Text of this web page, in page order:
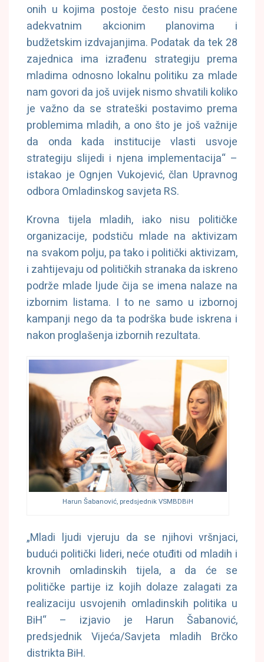
onih u kojima postoje često nisu praćene
adekvatnim akcionim planovima i
budžetskim izdvajanjima. Podatak da tek 28
zajednica ima izrađenu strategiju prema
mladima odnosno lokalnu politiku za mlade
nam govori da još uvijek nismo shvatili koliko
je važno da se strateški postavimo prema
problemima mladih, a ono što je još važnije
da onda kada institucije vlasti usvoje
strategiju slijedi i njena implementacija“ –
istakao je Ognjen Vukojević, član Upravnog
odbora Omladinskog savjeta RS.
Krovna tijela mladih, iako nisu političke
organizacije, podstiču mlade na aktivizam
na svakom polju, pa tako i politički aktivizam,
i zahtijevaju od političkih stranaka da iskreno
podrže mlade ljude čija se imena nalaze na
izbornim listama. I to ne samo u izbornoj
kampanji nego da ta podrška bude iskrena i
nakon proglašenja izbornih rezultata.
Harun Šabanović, predsjednik VSMBDBiH
„Mladi ljudi vjeruju da se njihovi vršnjaci,
budući politički lideri, neće otuđiti od mladih i
krovnih omladinskih tijela, a da će se
političke partije iz kojih dolaze zalagati za
realizaciju usvojenih omladinskih politika u
BiH“ – izjavio je Harun Šabanović,
predsjednik Vijeća/Savjeta mladih Brčko
distrikta BiH.